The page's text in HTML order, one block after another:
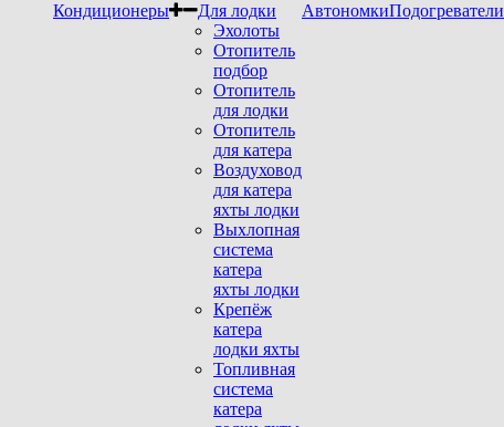
Кондиционеры
Для лодки
Эхолоты
Отопитель
подбор
Отопитель
для лодки
Отопитель
для катера
Воздуховод
для катера
яхты лодки
Выхлопная
система
катера
яхты лодки
Крепёж
катера
лодки яхты
Топливная
система
катера
АвтономкиПодогреватели